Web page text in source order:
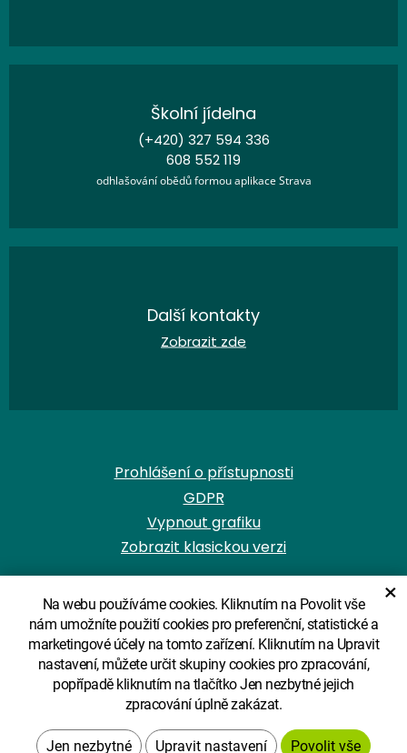
Na webu používáme cookies. Kliknutím na Povolit vše
nám umožníte použití cookies pro preferenční, statistické a
marketingové účely na tomto zařízení. Kliknutím na Upravit
nastavení, můžete určit skupiny cookies pro zpracování,
popřípadě kliknutím na tlačítko Jen nezbytné jejich
zpracování úplně zakázat.
Upravit nastavení
×
Školní jídelna
(+420) 327 594 336
608 552 119
odhlašování obědů formou aplikace Strava
Další kontakty
Zobrazit zde
Prohlášení o přístupnosti
GDPR
Vypnout grafiku
Zobrazit klasickou verzi
© Copyright ZŠ a MŠ Červené Janovice